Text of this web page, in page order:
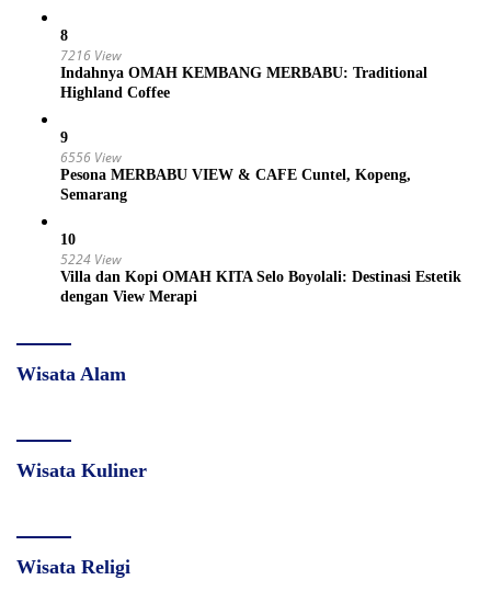
8
7216 View
Indahnya OMAH KEMBANG MERBABU: Traditional
Highland Coffee
9
6556 View
Pesona MERBABU VIEW & CAFE Cuntel, Kopeng,
Semarang
10
5224 View
Villa dan Kopi OMAH KITA Selo Boyolali: Destinasi Estetik
dengan View Merapi
Wisata Alam
Wisata Kuliner
Wisata Religi